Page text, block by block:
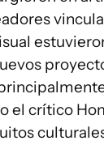
el crítico